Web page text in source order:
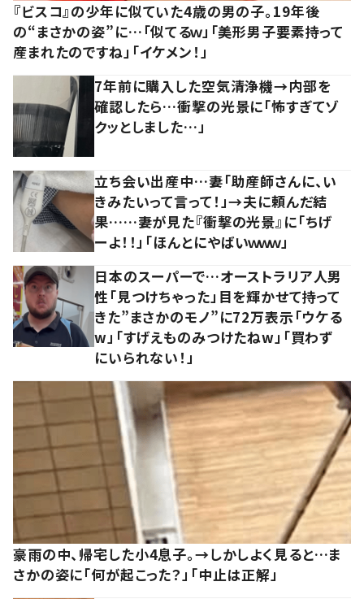
『ビスコ』の少年に似ていた4歳の男の子。19年後
の“まさかの姿”に…「似てるｗ」「美形男子要素持って
産まれたのですね」「イケメン！」
7年前に購入した空気清浄機→内部を
確認したら…衝撃の光景に「怖すぎてゾ
クッとしました…」
立ち会い出産中…妻「助産師さんに、い
きみたいって言って！」→夫に頼んだ結
果……妻が見た『衝撃の光景』に「ちげ
ーよ！！」「ほんとにやばいｗｗｗ」
日本のスーパーで…オーストラリア人男
性「見つけちゃった」目を輝かせて持って
きた”まさかのモノ”に72万表示「ウケる
w」「すげえものみつけたねw」「買わず
にいられない！」
豪雨の中、帰宅した小4息子。→しかしよく見ると…ま
さかの姿に「何が起こった？」「中止は正解」